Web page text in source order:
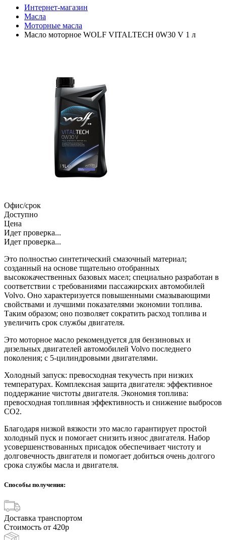
Интернет-магазин
Масла
Моторные масла
Масло моторное WOLF VITALTECH 0W30 V 1 л
Офис/срок
Доступно
Цена
Идет проверка...
Идет проверка...
Это полностью синтетический смазочный материал;
созданный на основе тщательно отобранных
высококачественных базовых масел; специально разработан в
соответствии с требованиями пассажирских автомобилей
Volvo. Оно характеризуется повышенными смазывающими
свойствами и лучшими показателями экономии топлива.
Таким образом; оно позволяет сократить расход топлива и
увеличить срок службы двигателя.
Это моторное масло рекомендуется для бензиновых и
дизельных двигателей автомобилей Volvo последнего
поколения; с 5-цилиндровыми двигателями.
Холодный запуск: превосходная текучесть при низких
температурах. Комплексная защита двигателя: эффективное
поддержание чистоты двигателя. Экономия топлива:
превосходная топливная эффективность и снижение выбросов
CO2.
Благодаря низкой вязкости это масло гарантирует простой
холодный пуск и помогает снизить износ двигателя. Набор
усовершенствованных присадок обеспечивает чистоту и
долговечность двигателя и помогает добиться очень долгого
срока службы масла и двигателя.
Способы получения:
Доставка транспортом
Стоимость от 420р